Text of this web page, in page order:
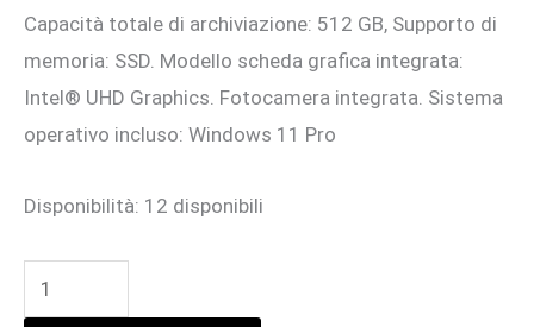
Capacità totale di archiviazione: 512 GB, Supporto di
memoria: SSD. Modello scheda grafica integrata:
Intel® UHD Graphics. Fotocamera integrata. Sistema
operativo incluso: Windows 11 Pro
Disponibilità: 12 disponibili
840G9
AIO24NT